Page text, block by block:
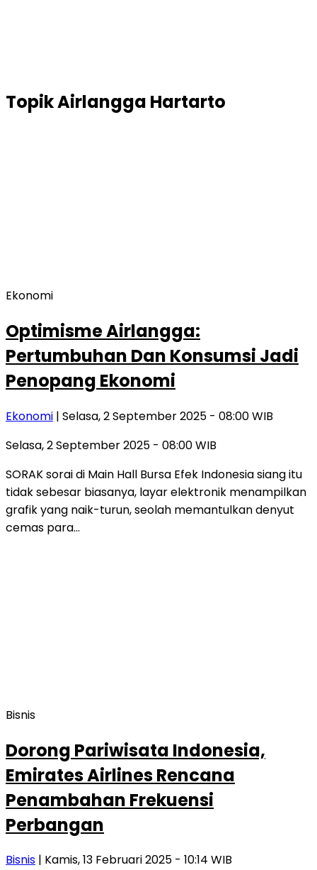
TopikAirlangga Hartarto
Ekonomi
Optimisme Airlangga:
Pertumbuhan Dan Konsumsi Jadi
Penopang Ekonomi
Ekonomi | Selasa, 2 September 2025 - 08:00 WIB
Selasa, 2 September 2025 - 08:00 WIB
SORAK sorai di Main Hall Bursa Efek Indonesia siang itu
tidak sebesar biasanya, layar elektronik menampilkan
grafik yang naik-turun, seolah memantulkan denyut
cemas para…
Bisnis
Dorong Pariwisata Indonesia,
Emirates Airlines Rencana
Penambahan Frekuensi
Perbangan
Bisnis | Kamis, 13 Februari 2025 - 10:14 WIB